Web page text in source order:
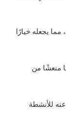
يجعله خيارًا
منعشًا من
للأنشطة